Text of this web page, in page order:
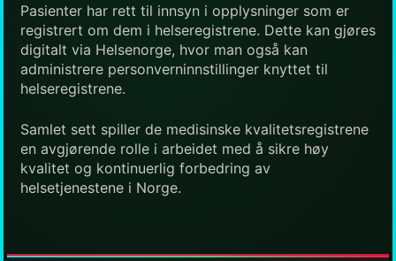
Pasienter har rett til innsyn i opplysninger som er
registrert om dem i helseregistrene. Dette kan gjøres
digitalt via Helsenorge, hvor man også kan
administrere personverninnstillinger knyttet til
helseregistrene.
Samlet sett spiller de medisinske kvalitetsregistrene
en avgjørende rolle i arbeidet med å sikre høy
kvalitet og kontinuerlig forbedring av
helsetjenestene i Norge.